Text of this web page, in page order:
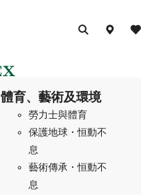
體育、藝術及環境
勞力士與體育
保護地球・恒動不
息
藝術傳承・恒動不
息